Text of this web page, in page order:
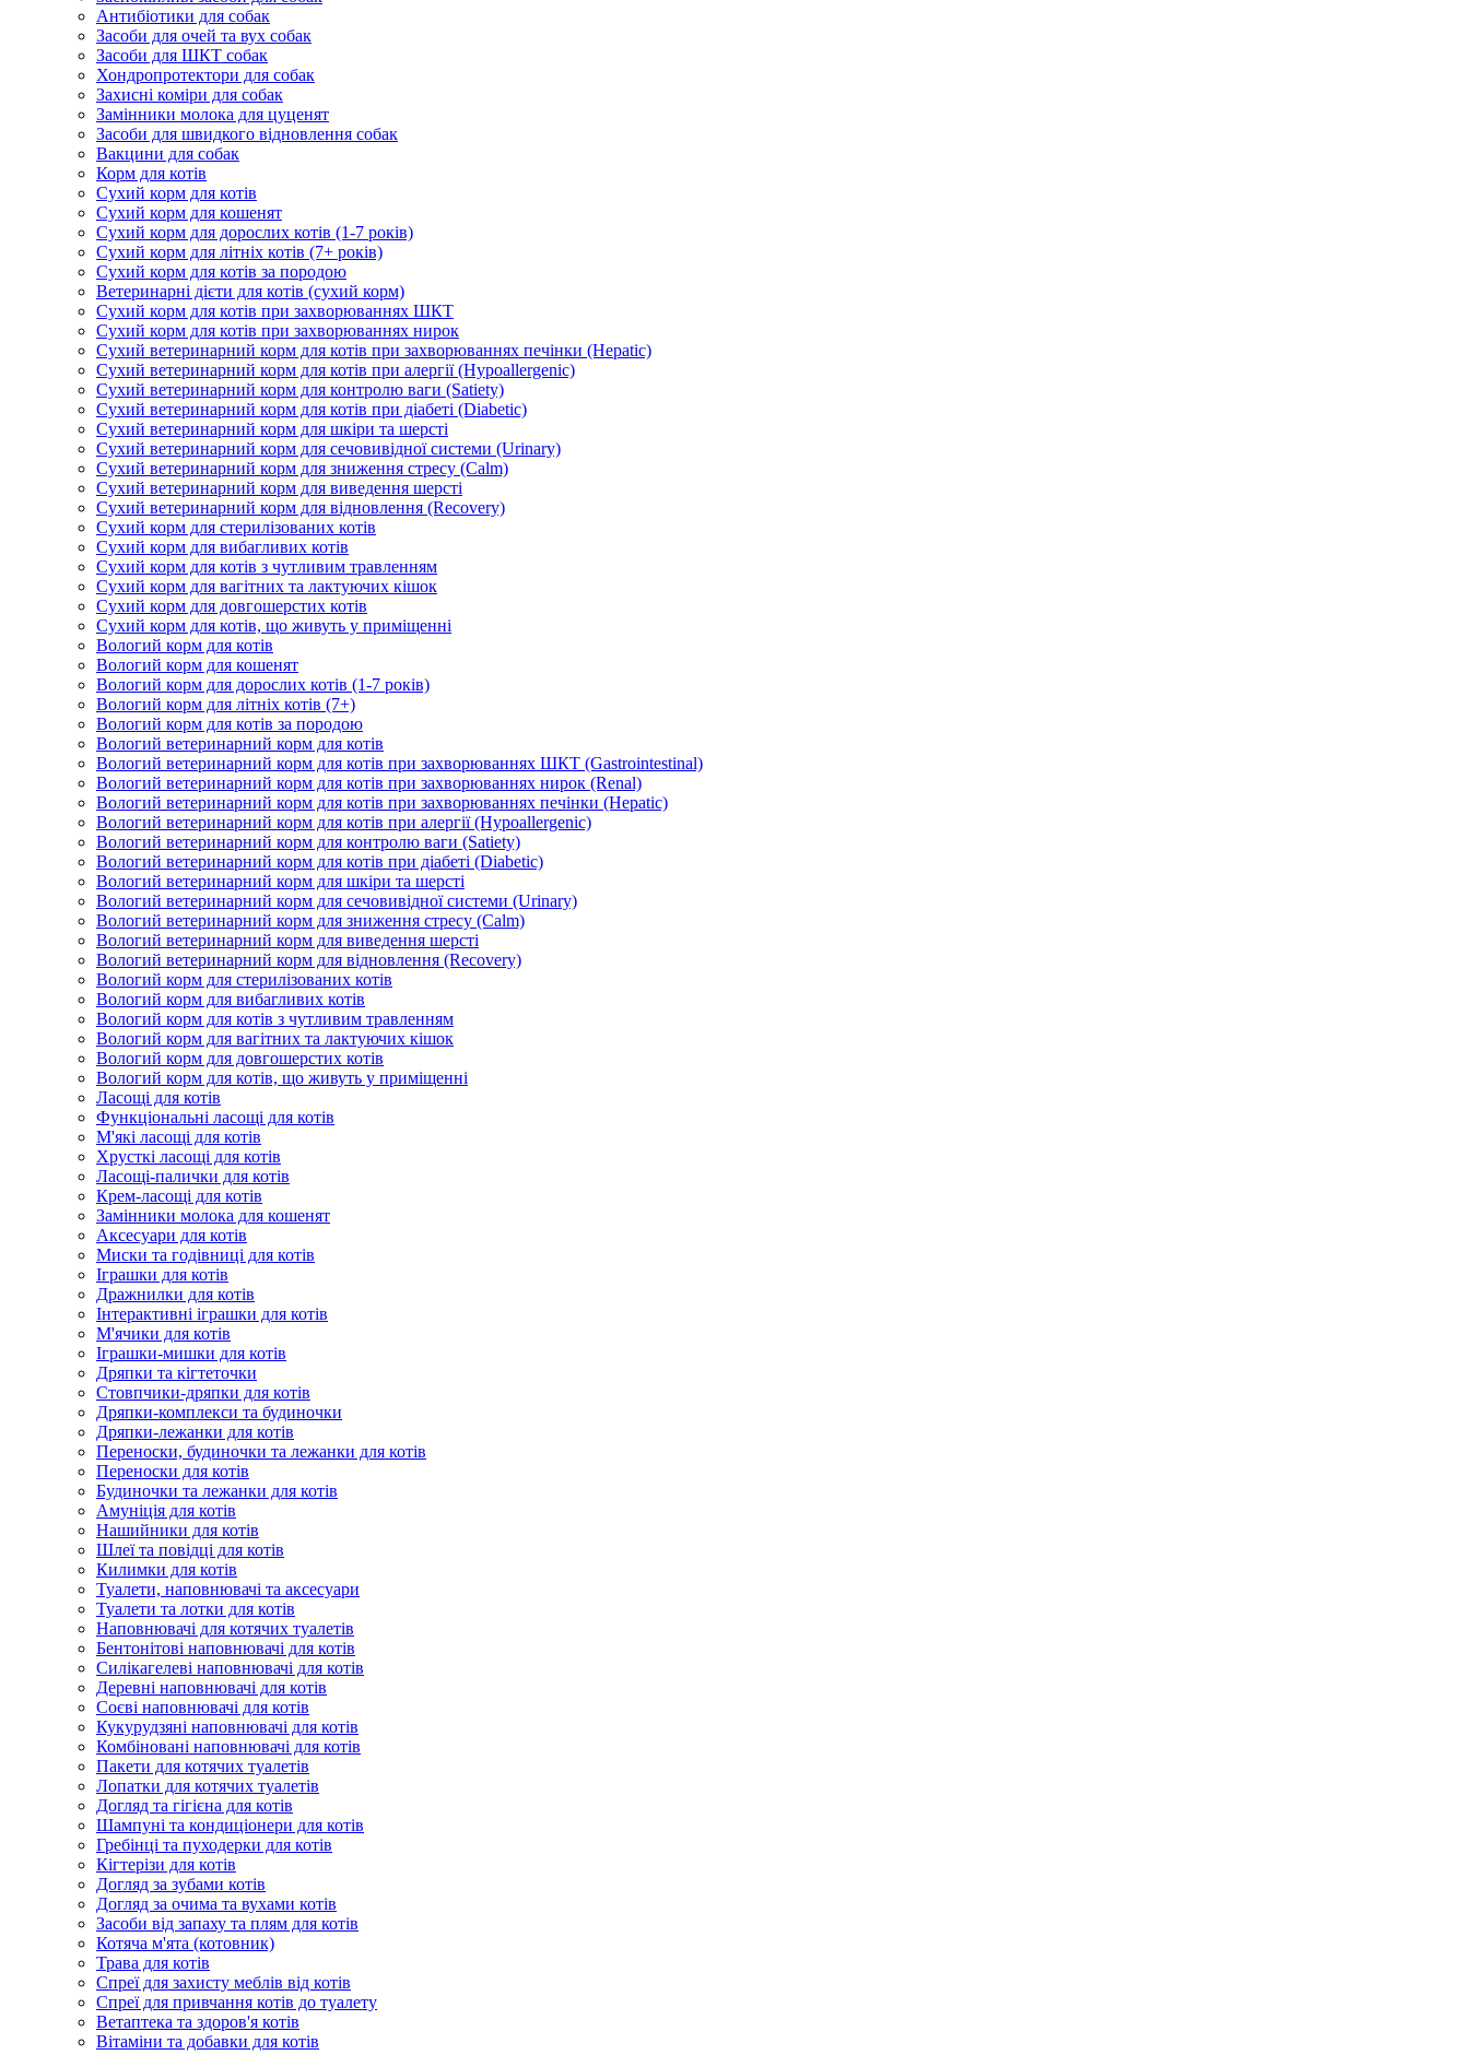
Антибіотики для собак
Засоби для очей та вух собак
Засоби для ШКТ собак
Хондропротектори для собак
Захисні коміри для собак
Замінники молока для цуценят
Засоби для швидкого відновлення собак
Вакцини для собак
Корм для котів
Сухий корм для котів
Сухий корм для кошенят
Сухий корм для дорослих котів (1-7 років)
Сухий корм для літніх котів (7+ років)
Сухий корм для котів за породою
Ветеринарні дієти для котів (сухий корм)
Сухий корм для котів при захворюваннях ШКТ
Сухий корм для котів при захворюваннях нирок
Сухий ветеринарний корм для котів при захворюваннях печінки (Hepatic)
Сухий ветеринарний корм для котів при алергії (Hypoallergenic)
Сухий ветеринарний корм для контролю ваги (Satiety)
Сухий ветеринарний корм для котів при діабеті (Diabetic)
Сухий ветеринарний корм для шкіри та шерсті
Сухий ветеринарний корм для сечовивідної системи (Urinary)
Сухий ветеринарний корм для зниження стресу (Calm)
Сухий ветеринарний корм для виведення шерсті
Сухий ветеринарний корм для відновлення (Recovery)
Сухий корм для стерилізованих котів
Сухий корм для вибагливих котів
Сухий корм для котів з чутливим травленням
Сухий корм для вагітних та лактуючих кішок
Сухий корм для довгошерстих котів
Сухий корм для котів, що живуть у приміщенні
Вологий корм для котів
Вологий корм для кошенят
Вологий корм для дорослих котів (1-7 років)
Вологий корм для літніх котів (7+)
Вологий корм для котів за породою
Вологий ветеринарний корм для котів
Вологий ветеринарний корм для котів при захворюваннях ШКТ (Gastrointestinal)
Вологий ветеринарний корм для котів при захворюваннях нирок (Renal)
Вологий ветеринарний корм для котів при захворюваннях печінки (Hepatic)
Вологий ветеринарний корм для котів при алергії (Hypoallergenic)
Вологий ветеринарний корм для контролю ваги (Satiety)
Вологий ветеринарний корм для котів при діабеті (Diabetic)
Вологий ветеринарний корм для шкіри та шерсті
Вологий ветеринарний корм для сечовивідної системи (Urinary)
Вологий ветеринарний корм для зниження стресу (Calm)
Вологий ветеринарний корм для виведення шерсті
Вологий ветеринарний корм для відновлення (Recovery)
Вологий корм для стерилізованих котів
Вологий корм для вибагливих котів
Вологий корм для котів з чутливим травленням
Вологий корм для вагітних та лактуючих кішок
Вологий корм для довгошерстих котів
Вологий корм для котів, що живуть у приміщенні
Ласощі для котів
Функціональні ласощі для котів
М'які ласощі для котів
Хрусткі ласощі для котів
Ласощі-палички для котів
Крем-ласощі для котів
Замінники молока для кошенят
Аксесуари для котів
Миски та годівниці для котів
Іграшки для котів
Дражнилки для котів
Інтерактивні іграшки для котів
М'ячики для котів
Іграшки-мишки для котів
Дряпки та кігтеточки
Стовпчики-дряпки для котів
Дряпки-комплекси та будиночки
Дряпки-лежанки для котів
Переноски, будиночки та лежанки для котів
Переноски для котів
Будиночки та лежанки для котів
Амуніція для котів
Нашийники для котів
Шлеї та повідці для котів
Килимки для котів
Туалети, наповнювачі та аксесуари
Туалети та лотки для котів
Наповнювачі для котячих туалетів
Бентонітові наповнювачі для котів
Силікагелеві наповнювачі для котів
Деревні наповнювачі для котів
Соєві наповнювачі для котів
Кукурудзяні наповнювачі для котів
Комбіновані наповнювачі для котів
Пакети для котячих туалетів
Лопатки для котячих туалетів
Догляд та гігієна для котів
Шампуні та кондиціонери для котів
Гребінці та пуходерки для котів
Кігтерізи для котів
Догляд за зубами котів
Догляд за очима та вухами котів
Засоби від запаху та плям для котів
Котяча м'ята (котовник)
Трава для котів
Спреї для захисту меблів від котів
Спреї для привчання котів до туалету
Ветаптека та здоров'я котів
Вітаміни та добавки для котів